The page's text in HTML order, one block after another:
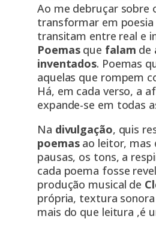
Ao me debruçar sobre
transformar em poesia
transitam entre real e
Poemas que falam de
inventados. Poemas
aquelas que rompem
Há, em cada verso, a
expande-se em todas
Na divulgação, quis
poemas ao leitor, mas
pausas, os tons, a
cada poema fosse
produção musical de
própria, textura
mais do que leitura ,é